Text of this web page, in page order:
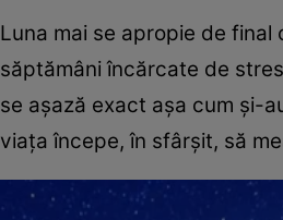
Luna mai se apropie de
săptămâni încărcate de
se așază exact așa cum și-
viața începe, în sfârșit, să